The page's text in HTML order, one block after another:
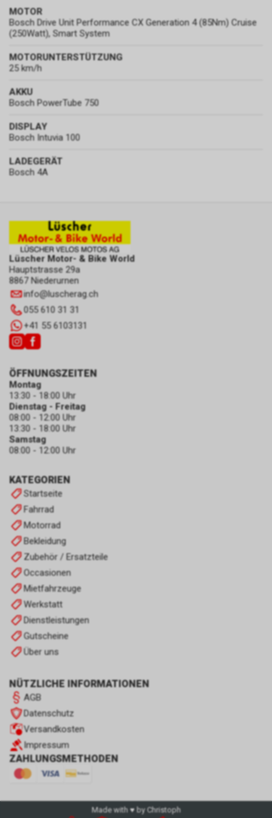
MOTOR
Bosch Drive Unit Performance CX Generation 4 (85Nm) Cruise
(250Watt), Smart System
MOTORUNTERSTÜTZUNG
25 km/h
AKKU
Bosch PowerTube 750
DISPLAY
Bosch Intuvia 100
LADEGERÄT
Bosch 4A
Lüscher Motor- & Bike World
Hauptstrasse 29a
8867 Niederurnen
info@luscherag.ch
055 610 31 31
+41 55 6103131
KATEGORIEN
Startseite
Fahrrad
Motorrad
Bekleidung
Zubehör / Ersatzteile
Occasionen
Mietfahrzeuge
Werkstatt
Dienstleistungen
Gutscheine
Über uns
NÜTZLICHE INFORMATIONEN
AGB
Datenschutz
Versandkosten
Impressum
ZAHLUNGSMETHODEN
ÖFFNUNGSZEITEN
Montag
13:30 - 18:00 Uhr
Dienstag - Freitag
08:00 - 12:00 Uhr
13:30 - 18:00 Uhr
Samstag
08:00 - 12:00 Uhr
Made with ♥ by Christoph